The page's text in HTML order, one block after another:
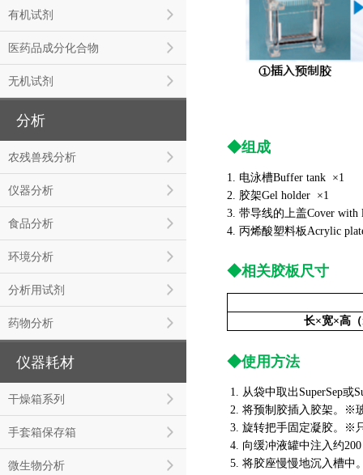
有机试剂
医药品成分化合物
无机试剂
分析
农残兽残分析
仪器分析
食品分析
环境分析
分析用试剂
药物分析
仪器耗材
干燥箱系列
手套箱保存箱
微生物分析
◆组成
1. 电泳槽Buffer tank ×1
2. 胶架Gel holder ×1
3. 带导线的上盖Cover with
4. 丙烯酸塑料板Acrylic
◆相关胶板尺寸
长×宽×高
◆使用方法
1. 从袋中取出SuperSep或
2. 将预制胶插入胶架。※
3. 旋转把手固定凝胶。※
4. 向缓冲液罐中注入约
5. 将胶座慢慢地沉入槽中